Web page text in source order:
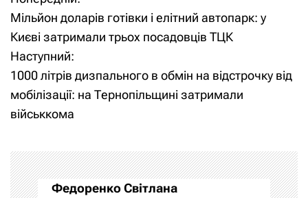
а
в
і
г
а
ц
Мільйон доларів готівки і елітний автопарк: у
Києві затримали трьох посадовців ТЦК
Наступний:
1000 літрів дизпального в обмін на відстрочку від
мобілізації: на Тернопільщині затримали
військкома
Федоренко Світлана